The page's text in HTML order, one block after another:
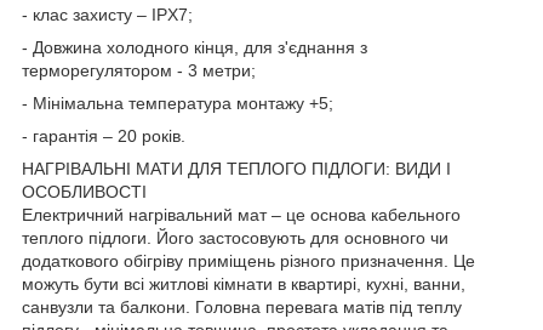
- клас захисту – IPX7;
- Довжина холодного кінця, для з'єднання з
терморегулятором - 3 метри;
- Мінімальна температура монтажу +5;
- гарантія – 20 років.
НАГРІВАЛЬНІ МАТИ ДЛЯ ТЕПЛОГО ПІДЛОГИ: ВИДИ І
ОСОБЛИВОСТІ
Електричний нагрівальний мат – це основа кабельного
теплого підлоги. Його застосовують для основного чи
додаткового обігріву приміщень різного призначення. Це
можуть бути всі житлові кімнати в квартирі, кухні, ванни,
санвузли та балкони. Головна перевага матів під теплу